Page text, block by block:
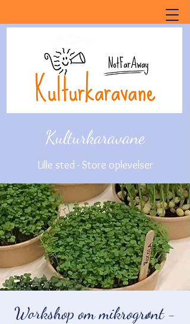
Kulturkaravane
Lille sted - Store oplevelser
Workshop om mikrogrønt -